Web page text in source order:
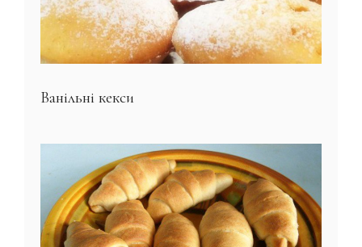
Ванільні кекси